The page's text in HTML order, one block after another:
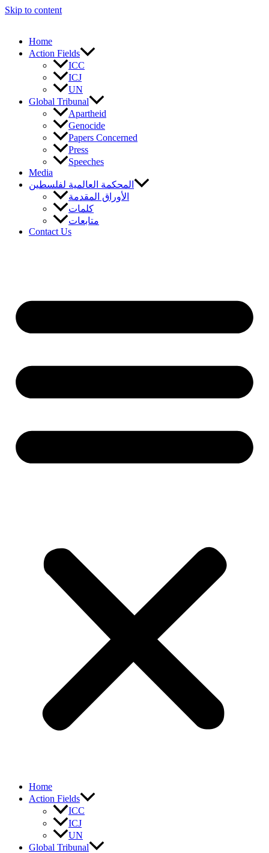
Skip to content
Home
Action Fields
ICC
ICJ
UN
Global Tribunal
Apartheid
Genocide
Papers Concerned
Press
Speeches
Media
المحكمة العالمية لفلسطين
الأوراق المقدمة
كلمات
متابعات
Contact Us
Home
Action Fields
ICC
ICJ
UN
Global Tribunal